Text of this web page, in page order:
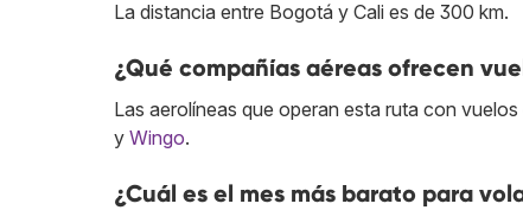
La distancia entre Bogotá y Cali es de 300 km.
¿Qué compañías aéreas ofrecen
Las aerolíneas que operan esta ruta con
y Wingo.
¿Cuál es el mes más barato para